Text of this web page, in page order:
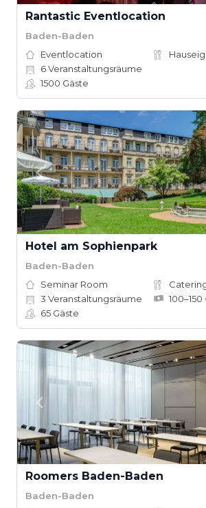
Rantastic Eventlocation
Baden-Baden
Eventlocation
6Veranstaltungsräume
1500 Gäste
Hotel am Sophienpark
Baden-Baden
Seminar Room
3 Veranstaltungsräume
65 Gäste
Roomers Baden-Baden
Baden-Baden